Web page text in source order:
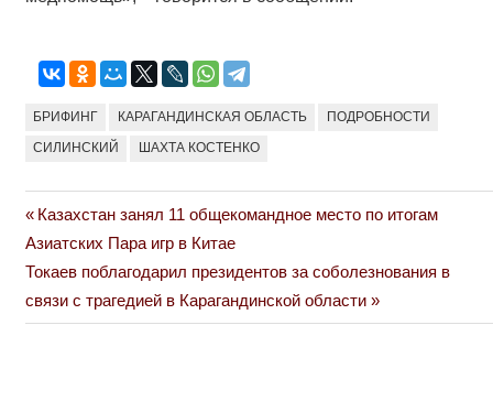
БРИФИНГ КАРАГАНДИНСКАЯ ОБЛАСТЬ ПОДРОБНОСТИ
СИЛИНСКИЙ ШАХТА КОСТЕНКО
Навигация
по
записям
Previous
Post:
Казахстан занял 11 общекомандное место по итогам
Азиатских Пара игр в Китае
Next
Post:
Токаев поблагодарил президентов за соболезнования в
связи с трагедией в Карагандинской области